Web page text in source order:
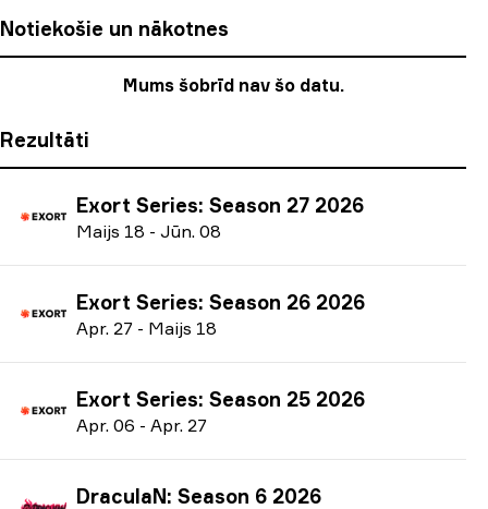
Notiekošie un nākotnes
Mums šobrīd nav šo datu.
Rezultāti
Exort Series: Season 27 2026
Maijs 18 - Jūn. 08
Exort Series: Season 26 2026
Apr. 27 - Maijs 18
Exort Series: Season 25 2026
Apr. 06 - Apr. 27
DraculaN: Season 6 2026